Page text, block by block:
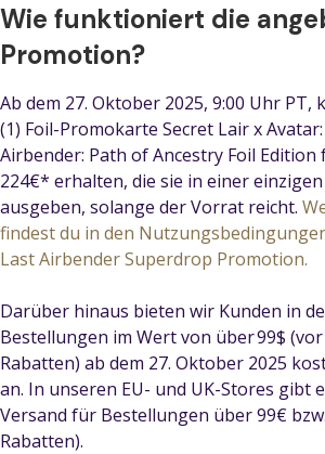
Wie funktioniert die
Promotion?
Ab dem 27. Oktober 2025, 9:00 Uhr PT,
(1) Foil-Promokarte Secret Lair x
Airbender: Path of Ancestry Foil Edition
224€* erhalten, die sie in einer
ausgeben, solange der Vorrat reicht.
findest du in den
Last Airbender Superdrop Promotion.
Darüber hinaus bieten wir Kunden in
Bestellungen im Wert von über 99$
Rabatten) ab dem 27. Oktober 2025
an. In unseren EU- und UK-Stores gibt
Versand für Bestellungen über 99€
Rabatten).